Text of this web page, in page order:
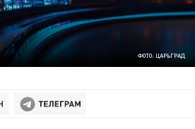
ФОТО: ЦАРЬГРАД